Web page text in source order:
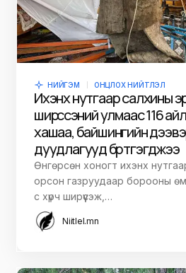
НИЙГЭМ ОНЦЛОХ НИЙТЛЭЛ
Ихэнх нутгаар салхины
ширүүссэний улмаас 116
хашаа, байшингийн
дуудлагууд бүртгэгджээ
Өнгөрсөн хоногт ихэнх
орсон газруудаар борооны
с хүрч ширүүсэж,…
Niitlel.mn